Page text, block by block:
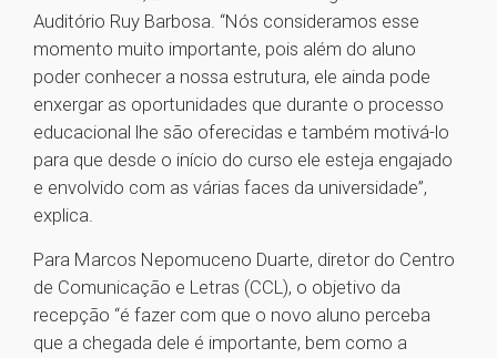
Auditório Ruy Barbosa. “Nós consideramos esse
momento muito importante, pois além do aluno
poder conhecer a nossa estrutura, ele ainda pode
enxergar as oportunidades que durante o processo
educacional lhe são oferecidas e também motivá-lo
para que desde o início do curso ele esteja engajado
e envolvido com as várias faces da universidade”,
explica.
Para Marcos Nepomuceno Duarte, diretor do Centro
de Comunicação e Letras (CCL), o objetivo da
recepção “é fazer com que o novo aluno perceba
que a chegada dele é importante, bem como a